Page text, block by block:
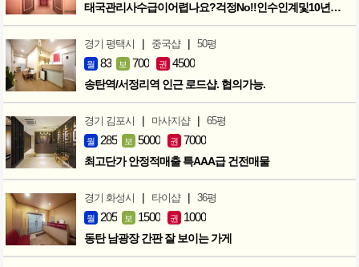
태국관리사수급이어렵나요?걱정No!!인수인계및10년노하우 모두승계
경기 평택시 | 중국샵 | 50평
월 83 보 700 권 4500
송탄역/서정리역 인근 로드샵. 협의가능.
경기 김포시 | 마사지샵 | 65평
월 285 보 5000 권 7000
최고단가 안정적매출 특AAA급 건전매물
경기 화성시 | 타이샵 | 36평
월 205 보 1500 권 1000
동탄 남광장 간판 잘 보이는 가게